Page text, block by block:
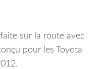
sur la route avec
pour les Toyota